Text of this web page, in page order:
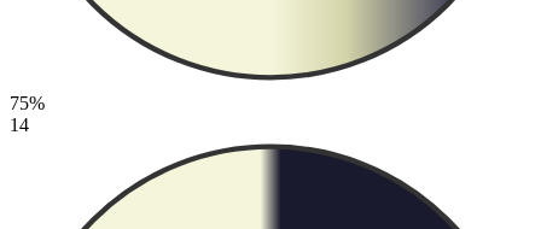
75%
14